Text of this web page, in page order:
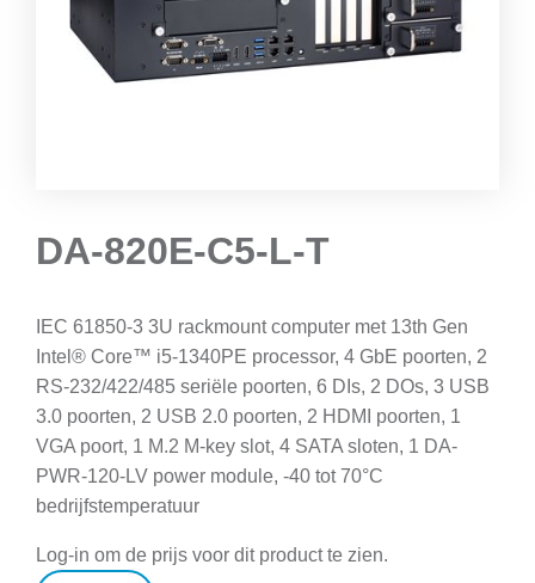
DA-820E-C5-L-T
IEC 61850-3 3U rackmount computer met 13th Gen
Intel® Core™ i5-1340PE processor, 4 GbE poorten, 2
RS-232/422/485 seriële poorten, 6 DIs, 2 DOs, 3 USB
3.0 poorten, 2 USB 2.0 poorten, 2 HDMI poorten, 1
VGA poort, 1 M.2 M-key slot, 4 SATA sloten, 1 DA-
PWR-120-LV power module, -40 tot 70°C
bedrijfstemperatuur
Log-in om de prijs voor dit product te zien.